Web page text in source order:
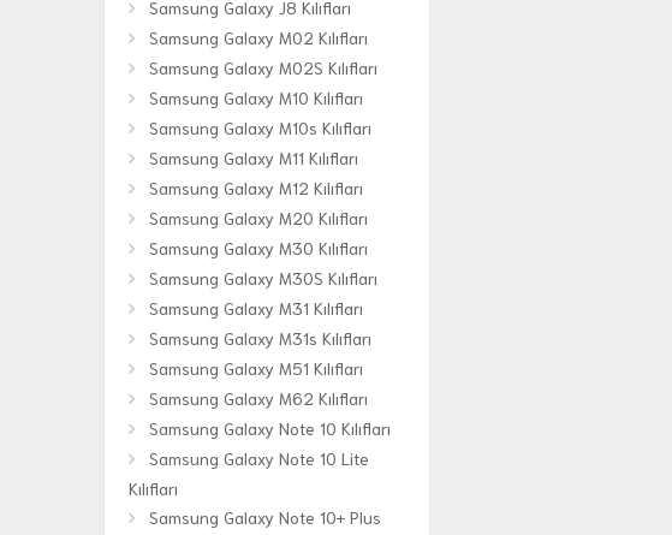
Samsung Galaxy J8 Kılıfları
Samsung Galaxy M02 Kılıfları
Samsung Galaxy M02S Kılıfları
Samsung Galaxy M10 Kılıfları
Samsung Galaxy M10s Kılıfları
Samsung Galaxy M11 Kılıfları
Samsung Galaxy M12 Kılıfları
Samsung Galaxy M20 Kılıfları
Samsung Galaxy M30 Kılıfları
Samsung Galaxy M30S Kılıfları
Samsung Galaxy M31 Kılıfları
Samsung Galaxy M31s Kılıfları
Samsung Galaxy M51 Kılıfları
Samsung Galaxy M62 Kılıfları
Samsung Galaxy Note 10 Kılıfları
Samsung Galaxy Note 10 Lite
Kılıfları
Samsung Galaxy Note 10+ Plus